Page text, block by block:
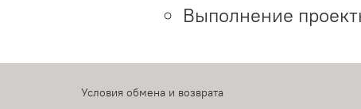
Выполнение
Условия обмена и возврата